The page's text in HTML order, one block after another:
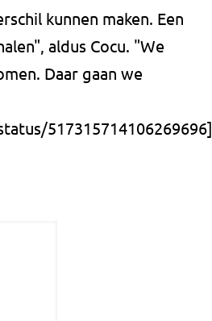
kunnen maken. Een
aldus Cocu. "We
Daar gaan we
517315714106269696]